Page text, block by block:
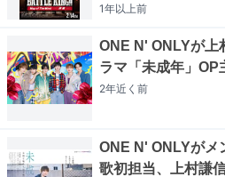
1年以上前
ONE N' ONLYが上
ラマ「未成年」OP
2年近く 前
ONE N' ONLYがメ
歌初担当、上村謙